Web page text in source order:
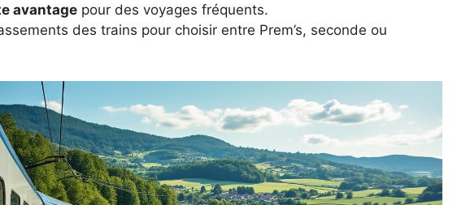
avantage pour des voyages fréquents.
des trains pour choisir entre Prem’s, seconde ou